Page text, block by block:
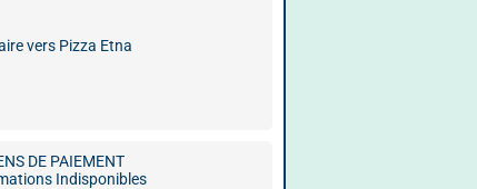
vers Pizza Etna
DE PAIEMENT
Indisponibles